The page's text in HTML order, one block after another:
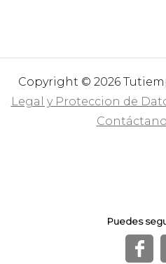
Copyright © 2026
Legal y Proteccion de
Puedes
f